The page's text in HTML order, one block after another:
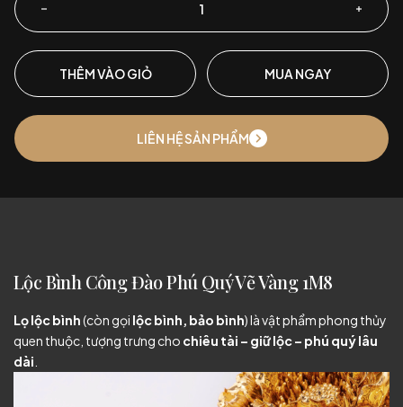
THÊM VÀO GIỎ MUA NGAY
LIÊN HỆ SẢN PHẨM
Lộc Bình Công Đào Phú Quý Vẽ Vàng 1M8
Lọ lộc bình(còn gọi lộc bình, bảo bình) là vật phẩm phong thủy
quen thuộc, tượng trưng cho chiêu tài – giữ lộc – phú quý lâu
dài